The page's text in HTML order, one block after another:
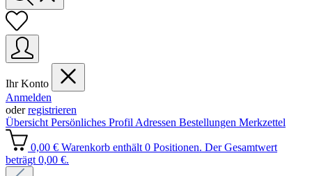
Ihr Konto
Anmelden
oderregistrieren
Übersicht Persönliches Profil Adressen Bestellungen Merkzettel
0,00 € Warenkorb enthält 0 Positionen. Der Gesamtwert
beträgt 0,00 €.